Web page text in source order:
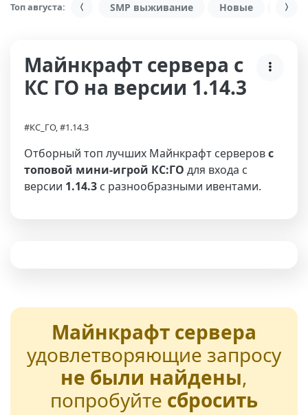
Топ августа: SMP выживание Новые С
Майнкрафт сервера с
КС ГО на версии 1.14.3
#КС_ГО, #1.14.3
Отборный топ лучших Майнкрафт серверовс
топовой мини-игрой КС:ГО для входа с
версии 1.14.3 с разнообразными ивентами.
Майнкрафт сервера
удовлетворяющие запросу
не были найдены,
попробуйте сбросить